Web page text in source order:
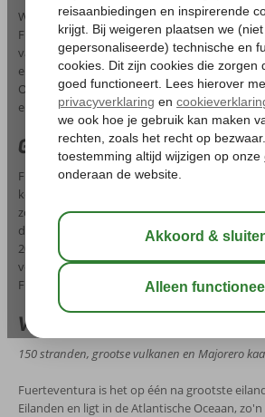
Wie kiest voor een vakantie op het
Fuerteventura, geniet van zon, zee en strand!
van rust, op de prachtige zandstranden staan
en de intensblauwe zee kent ontelbare
Ontdek het gevarieerde aanbod voor uw last
en boek tegen scherpe prijzen een vakantie
Goedkope last minute
Fuerteventura is een geliefd eiland voor
kennis heeft gemaakt met de andere mooie
zoals Playa des Ingles op Gran Canaria of
dan is Fuerteventura een echte aanrader! De
200 dagen van het jaar. Dus pak snel uw
vertrek naar de zon! Boek nu uw last minute
Fuerteventura.
Wat te doen op je last minute
150 stranden, grootse vulkanen en Majorero
Fuerteventura is het op één na grootste
Eilanden en ligt in de Atlantische Oceaan,